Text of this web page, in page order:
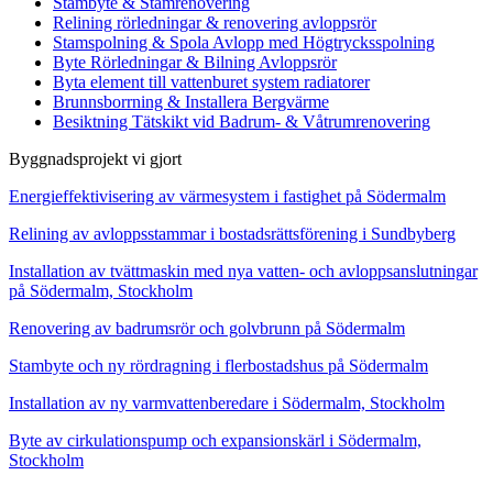
Relining rörledningar & renovering avloppsrör
Stamspolning & Spola Avlopp med Högtrycksspolning
Byte Rörledningar & Bilning Avloppsrör
Byta element till vattenburet system radiatorer
Brunnsborrning & Installera Bergvärme
Besiktning Tätskikt vid Badrum- & Våtrumrenovering
Byggnadsprojekt vi gjort
Energieffektivisering av värmesystem i fastighet på Södermalm
Relining av avloppsstammar i bostadsrättsförening i Sundbyberg
Installation av tvättmaskin med nya vatten- och avloppsanslutningar
på Södermalm, Stockholm
Renovering av badrumsrör och golvbrunn på Södermalm
Stambyte och ny rördragning i flerbostadshus på Södermalm
Installation av ny varmvattenberedare i Södermalm, Stockholm
Byte av cirkulationspump och expansionskärl i Södermalm,
Stockholm